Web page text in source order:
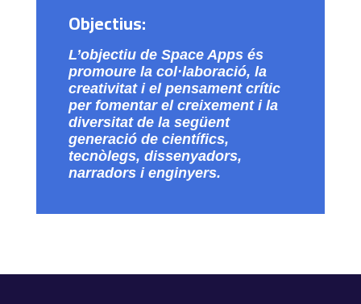
Objectius:
L’objectiu de Space Apps és
promoure la col·laboració, la
creativitat i el pensament crític
per fomentar el creixement i la
diversitat de la següent
generació de científics,
tecnòlegs, dissenyadors,
narradors i enginyers.